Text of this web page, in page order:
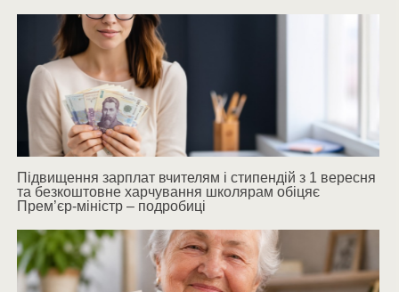
Підвищення зарплат вчителям і стипендій з 1 вересня
та безкоштовне харчування школярам обіцяє
Прем’єр-міністр – подробиці